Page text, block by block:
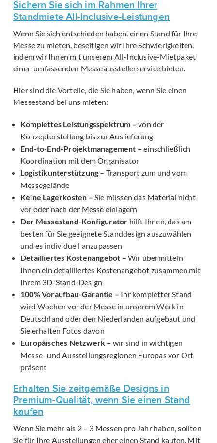
Sichern Sie sich im Rahmen Ihrer
Standmiete All-Inclusive-Leistungen
Wenn Sie sich entschieden haben, einen Stand für Ihre
Messe zu mieten, beseitigen wir Ihre Schwierigkeiten,
indem wir Ihnen mit unserem All-Inclusive-Mietpaket
einen umfassenden Messeausstellerservice bieten.
Hier sind die Vorteile, die Sie haben, wenn Sie einen
Messestand bei uns mieten:
Komplettes Leistungsspektrum – von der
Konzepterstellung bis zur Auslieferung
End-to-End-Projektmanagement – einschließlich
Koordination mit dem Organisator
Logistikunterstützung – Transport zum und vom
Messegelände
Keine Lagerkosten – Sie müssen das Material nicht
vor oder nach der Messe einlagern
Der Messestand-Konfigurator hilft Ihnen, das am
besten für Sie geeignete Standdesign auszuwählen
und es individuell anzupassen
Detailliertes Kostenangebot – Wir übermitteln
Ihnen ein detailliertes Kostenangebot zusammen mit
Ihrem 3D-Stand-Design
100% Voraufbau-Garantie – Ihr kompletter Stand
wird Wochen vor der Messe in unserem Werk in
Deutschland oder den Niederlanden aufgebaut und
Sie erhalten Fotos davon
Europäisches Netzwerk – wir sind in wichtigen
Messe- und Ausstellungsregionen Europas vor Ort
präsent
Erhalten Sie zeitgemäße Designs in
Premium-Qualität, wenn Sie einen Stand
kaufen
Wenn Sie mehr als 2 – 3 Messen pro Jahr haben, sollten
Sie für Ihre Ausstellungen eher einen Stand kaufen. Mit